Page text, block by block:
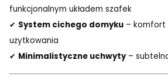
funkcjonalnym układem szafek
✔ System cichego domyku – komfort
użytkowania
✔ Minimalistyczne uchwyty–